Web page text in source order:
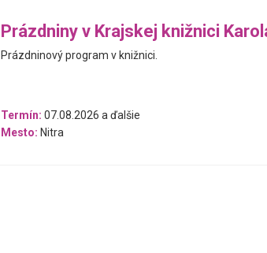
Prázdniny v Krajskej knižnici
Prázdninový program v knižnici.
Termín: 07.08.2026 a ďalšie
Mesto: Nitra